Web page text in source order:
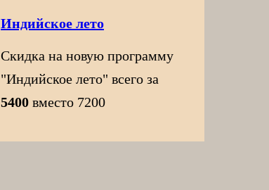
Индийское лето
Скидка на новую программу
"Индийское лето" всего за
5400 вместо 7200